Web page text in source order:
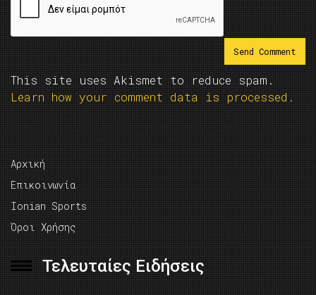
This site uses Akismet to reduce spam.
Learn how your comment data is processed.
Αρχική
Επικοινωνία
Ionian Sports
Όροι Χρήσης
Τελευταίες Ειδήσεις